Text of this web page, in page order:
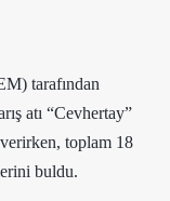
tarafından
atı “Cevhertay”
toplam 18
buldu.